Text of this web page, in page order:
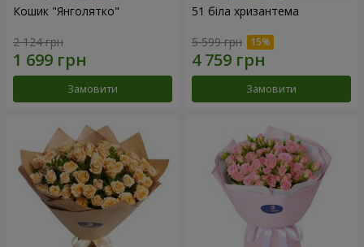
Кошик "Янголятко"
2 124 грн
Замовити
51 біла хризантема
5 599 грн
Замовити